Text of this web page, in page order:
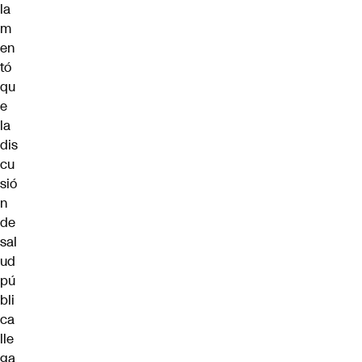
la
m
en
tó
qu
e
la
dis
cu
sió
n
de
sal
ud
pú
bli
ca
lle
ga